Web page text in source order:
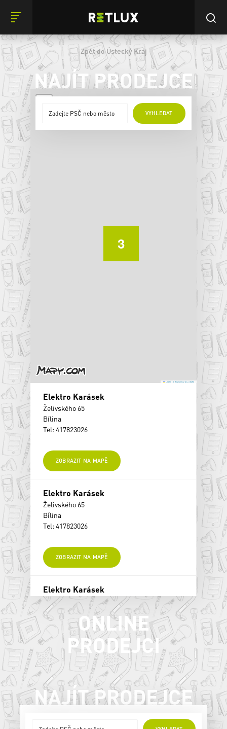
Zpět do Ústecký Kraj
NAJÍT PRODEJCE
VYHLEDAT
3
Leaflet | © Seznam.cz a.s. a další
Elektro Karásek
Želivského 65
Bílina
Tel: 417823026
ZOBRAZIT NA MAPĚ
Elektro Karásek
Želivského 65
Bílina
Tel: 417823026
ZOBRAZIT NA MAPĚ
Elektro Karásek
Želivského 65
Bílina
Tel: 417823026
ZOBRAZIT NA MAPĚ
ONLINE
PRODEJCI
NAJÍT PRODEJCE